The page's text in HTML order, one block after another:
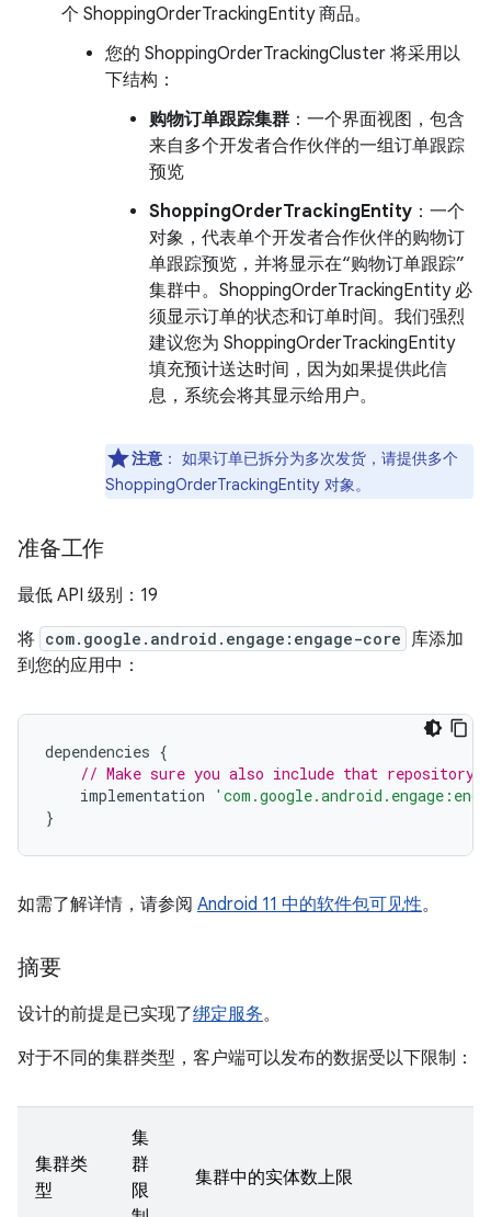
个 ShoppingOrderTrackingEntity 商品。
您的 ShoppingOrderTrackingCluster 将采用以
下结构：
购物订单跟踪集群 ：一个界面视图，包含
来自多个开发者合作伙伴的一组订单跟踪
预览
ShoppingOrderTrackingEntity ：一个
对象，代表单个开发者合作伙伴的购物订
单跟踪预览，并将显示在“购物订单跟踪”
集群中。ShoppingOrderTrackingEntity 必
须显示订单的状态和订单时间。我们强烈
建议您为 ShoppingOrderTrackingEntity
填充预计送达时间，因为如果提供此信
息，系统会将其显示给用户。
注意 ： 如果订单已拆分为多次发货，请提供多个
ShoppingOrderTrackingEntity 对象。
准备工作
最低 API 级别：19
将 com.google.android.engage:engage-core 库添加
到您的应用中：
dependencies {
// Make sure you also include that
implementation
}
如需了解详情，请参阅 Android 11 中的软件包可见性。
摘要
设计的前提是已实现了绑定服务。
对于不同的集群类型，客户端可以发布的数据受以下限制：
集群类
型
集
群
限
集群中的实体数上限